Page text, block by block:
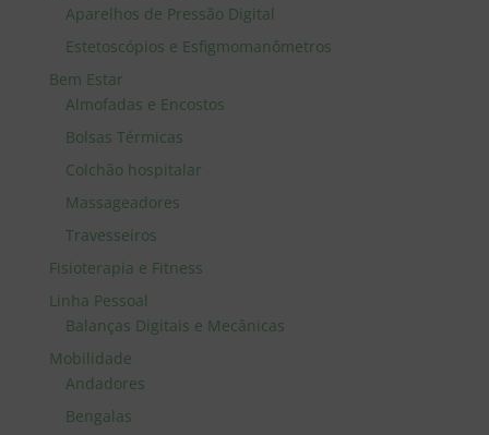
Aparelhos de Pressão Digital
Estetoscópios e Esfigmomanômetros
Bem Estar
Almofadas e Encostos
Bolsas Térmicas
Colchão hospitalar
Massageadores
Travesseiros
Fisioterapia e Fitness
Linha Pessoal
Balanças Digitais e Mecânicas
Mobilidade
Andadores
Bengalas